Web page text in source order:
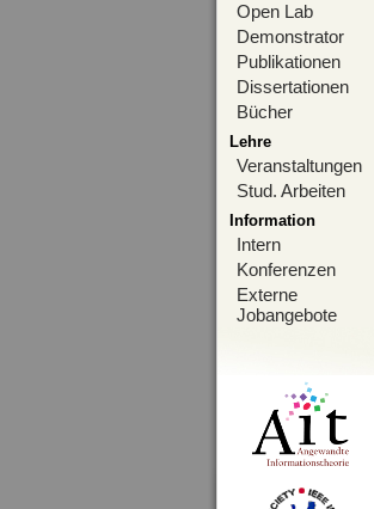
Open Lab
Demonstrator
Publikationen
Dissertationen
Bücher
Lehre
Veranstaltungen
Stud. Arbeiten
Information
Intern
Konferenzen
Externe
Jobangebote